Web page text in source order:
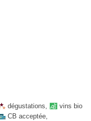
dégustations,
vins bio
CB acceptée,